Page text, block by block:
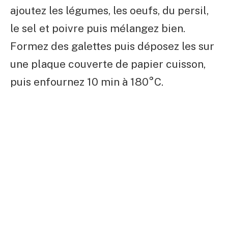
ajoutez les légumes, les oeufs, du persil,
le sel et poivre puis mélangez bien.
Formez des galettes puis déposez les sur
une plaque couverte de papier cuisson,
puis enfournez 10 min à 180°C.